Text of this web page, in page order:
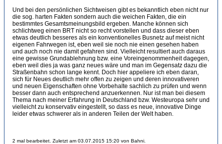
Und bei den persönlichen Sichtweisen gibt es bekanntlich eben nicht nur
die sog. harten Fakten sondern auch die weichen Fakten, die ein
bestimmtes Gesamtsmeinungsbild ergeben. Manche können sich
schlichtweg einen BRT nicht so recht vorstellen und dass dieser eben
etwas deutlich besseres als ein konventionelles Busnetz auf meist nicht
eigenen Fahrwegen ist, eben weil sie noch nie einen gesehen haben
und auch noch nie damit gefahren sind. Vielleicht resultiert auch daraus
eine gewisse Grundablehnung bzw. eine Voreingenommenheit dagegen,
eben weil dies ja was ganz neues wäre und man im Gegensatz dazu die
Straßenbahn schon lange kennt. Doch hier appeliere ich eben daran,
sich für Neues deutlich mehr offen zu zeigen und deren innovativeren
und neuen Eigenschaften ohne Vorbehalte sachlich zu prüfen und wenn
besser dann auch entsprechend anzuerkennen. Nur ist man bei diesem
Thema nach meiner Erfahrung in Deutschland bzw. Westeuropa sehr und
vielleicht zu konservativ eingestellt, so dass es neue, innovative Dinge
leider etwas schwerer als in anderen Teilen der Welt haben.
2 mal bearbeitet. Zuletzt am 03.07.2015 15:20 von Bahni.